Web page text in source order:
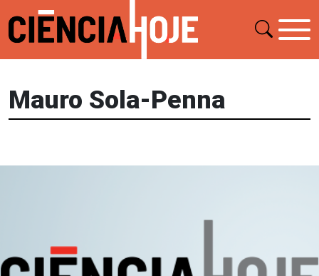
Mauro Sola-Penna